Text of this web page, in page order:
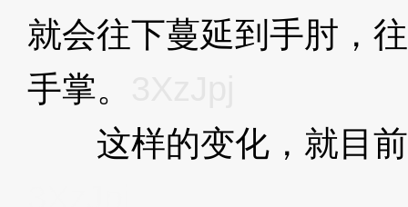
就会往下蔓延到手肘，
手掌。
这样的变化，就目前